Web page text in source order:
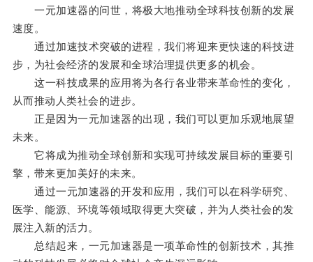
一元加速器的问世，将极大地推动全球科技创新的发展
速度。
通过加速技术突破的进程，我们将迎来更快速的科技进
步，为社会经济的发展和全球治理提供更多的机会。
这一科技成果的应用将为各行各业带来革命性的变化，
从而推动人类社会的进步。
正是因为一元加速器的出现，我们可以更加乐观地展望
未来。
它将成为推动全球创新和实现可持续发展目标的重要引
擎，带来更加美好的未来。
通过一元加速器的开发和应用，我们可以在科学研究、
医学、能源、环境等领域取得更大突破，并为人类社会的发
展注入新的活力。
总结起来，一元加速器是一项革命性的创新技术，其推